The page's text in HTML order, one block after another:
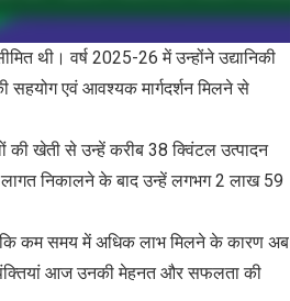
थी। वर्ष 2025-26 में उन्होंने उद्यानिकी
सहयोग एवं आवश्यक मार्गदर्शन मिलने से
खेती से उन्हें करीब 38 क्विंटल उत्पादन
निकालने के बाद उन्हें लगभग 2 लाख 59
कम समय में अधिक लाभ मिलने के कारण अब
आज उनकी मेहनत और सफलता की